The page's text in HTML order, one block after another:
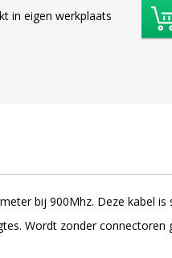
in eigen werkplaats
bij 900Mhz. Deze kabel
Wordt zonder connectoren